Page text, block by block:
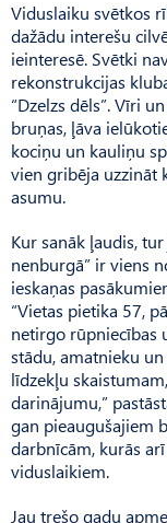
Viduslaiku svētkos
dažādu interešu
ieinteresē. Svētki
rekonstrukcijas
“Dzelzs dēls”. Vīri
bruņas, ļāva
kociņu un kauliņu
vien gribēja uzzināt
asumu.
Kur sanāk ļaudis,
nenburgā” ir viens
ieskaņas
“Vietas pietika 57,
netirgo rūpniecības
stādu, amatnieku
līdzekļu
darinājumu,”
gan pieaugušajiem
darbnīcām, kurās
viduslaikiem.
Jau trešo gadu